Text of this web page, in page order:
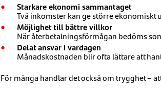
Starkare ekonomi sammantaget
Två inkomster kan ge större
Möjlighet till bättre villkor
När återbetalningsförmågan bedöms
Delat ansvar i vardagen
Månadskostnaden blir ofta lättare att
För många handlar det också om trygghet –